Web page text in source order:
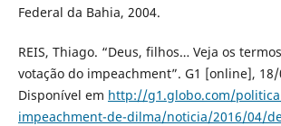
Federal da Bahia, 2004.
REIS, Thiago. “Deus, filhos… Veja os
votação do impeachment”. G1 [online],
Disponível em http://g1.globo.com/
impeachment-de-dilma/noticia/2016/04/